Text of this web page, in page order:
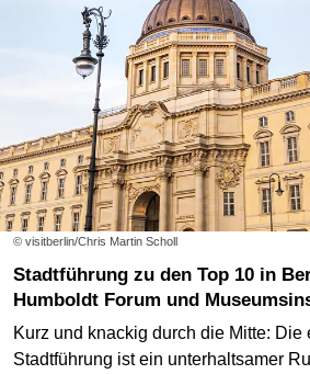
© visitberlin/Chris Martin Scholl
Stadtführung zu den Top 10 in Berlins Mitte mit
Humboldt Forum und
Kurz und knackig durch die Mitte: Die
Stadtführung ist ein unterhaltsamer